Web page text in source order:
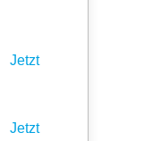
Jetzt
Jetzt